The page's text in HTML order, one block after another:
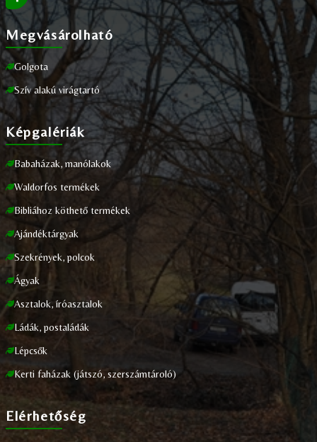
Megvásárolható
Golgota
Szív alakú virágtartó
Képgalériák
Babaházak, manólakok
Waldorfos termékek
Bibliához köthető termékek
Ajándéktárgyak
Szekrények, polcok
Ágyak
Asztalok, íróasztalok
Ládák, postaládák
Lépcsők
Kerti faházak (játszó, szerszámtároló)
Elérhetőség